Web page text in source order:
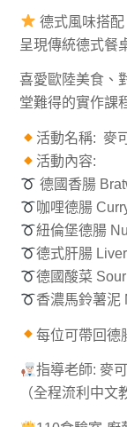
德式風味搭
呈現傳統德式餐
喜愛歐陸美食、
堂難得的實作課
活動名稱: 麥
活動內容:
德國香腸
咖哩德腸
紐倫堡德腸
德式肝腸
德國酸菜
香濃馬鈴薯泥
每位可帶回德
指導老師: 麥
（全程流利中文